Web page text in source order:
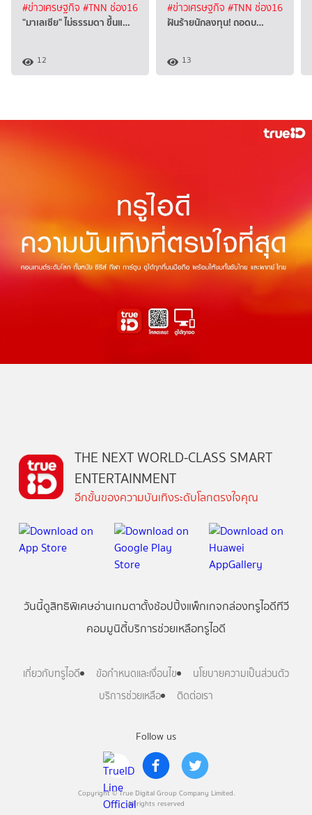
#ข่าวเศรษฐกิจ #TNN ช่อง16
"มาเลเซีย" ไม่ธรรมดา ขึ้นแ…
12
#ข่าวเศรษฐกิจ #TNN ช่อง16
ฝันร้ายนักลงทุน! ถอดบ…
13
Follow us
Copyright © True Digital Group Company Limited.
All rights reserved
THE NEXT WORLD-CLASS SMART
ENTERTAINMENT
อีกขั้นของความบันเทิงระดับโลกตรงใจคุณ
วันนี้ดูสิทธิพิเศษอ่านเกมตาตั้งช้อปปิ้งแพ็กเกจกล่องทรูไอดีทีวี
คอมมูนิตี้บริการช่วยเหลือทรูไอดี
เกี่ยวกับทรูไอดี ข้อกำหนดและเงื่อนไข
นโยบายความเป็นส่วนตัว
บริการช่วยเหลือ
ติดต่อเรา